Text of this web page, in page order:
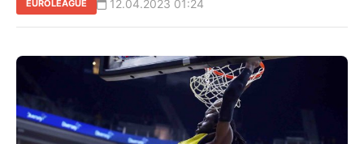
EUROLEAGUE 12.04.2023 01:24